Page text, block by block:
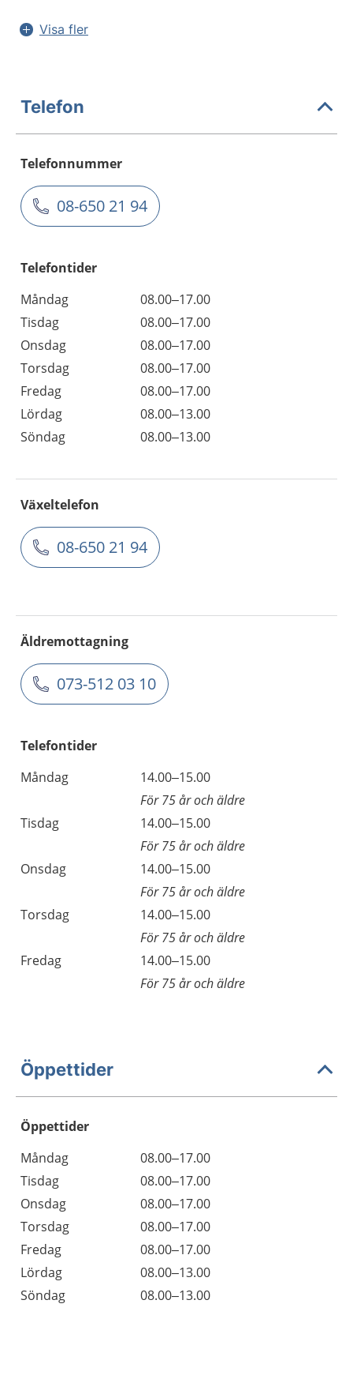
Visa fler
Telefon
Telefonnummer
08-650 21 94
Telefontider
Måndag
08.00–17.00
Tisdag
08.00–17.00
Onsdag
08.00–17.00
Torsdag
08.00–17.00
Fredag
08.00–17.00
Lördag
08.00–13.00
Söndag
08.00–13.00
Växeltelefon
08-650 21 94
Äldremottagning
073-512 03 10
Telefontider
Måndag
14.00–15.00
För 75 år och äldre
Tisdag
14.00–15.00
För 75 år och äldre
Onsdag
14.00–15.00
För 75 år och äldre
Torsdag
14.00–15.00
För 75 år och äldre
Fredag
14.00–15.00
För 75 år och äldre
Öppettider
Öppettider
Dag
Öppettider
Kommentarer
Måndag
08.00–17.00
Tisdag
08.00–17.00
Onsdag
08.00–17.00
Torsdag
08.00–17.00
Fredag
08.00–17.00
Lördag
08.00–13.00
Söndag
08.00–13.00